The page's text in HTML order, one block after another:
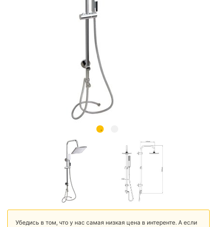
Убедись в том, что у нас самая низкая цена в интеренте. А если